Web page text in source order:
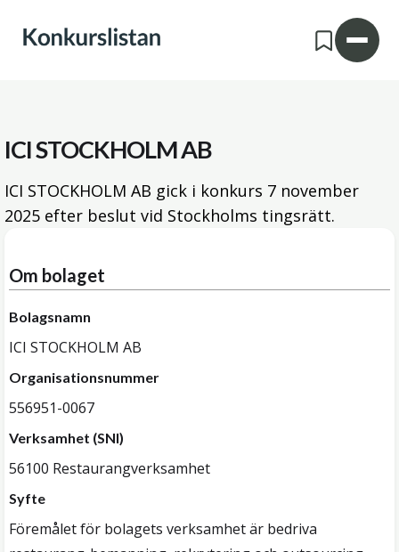
ICI STOCKHOLM AB
ICI STOCKHOLM AB gick i konkurs 7 november
2025 efter beslut vid Stockholms tingsrätt.
Om bolaget
Bolagsnamn
ICI STOCKHOLM AB
Organisationsnummer
556951-0067
Verksamhet (SNI)
56100 Restaurangverksamhet
Syfte
Föremålet för bolagets verksamhet är bedriva